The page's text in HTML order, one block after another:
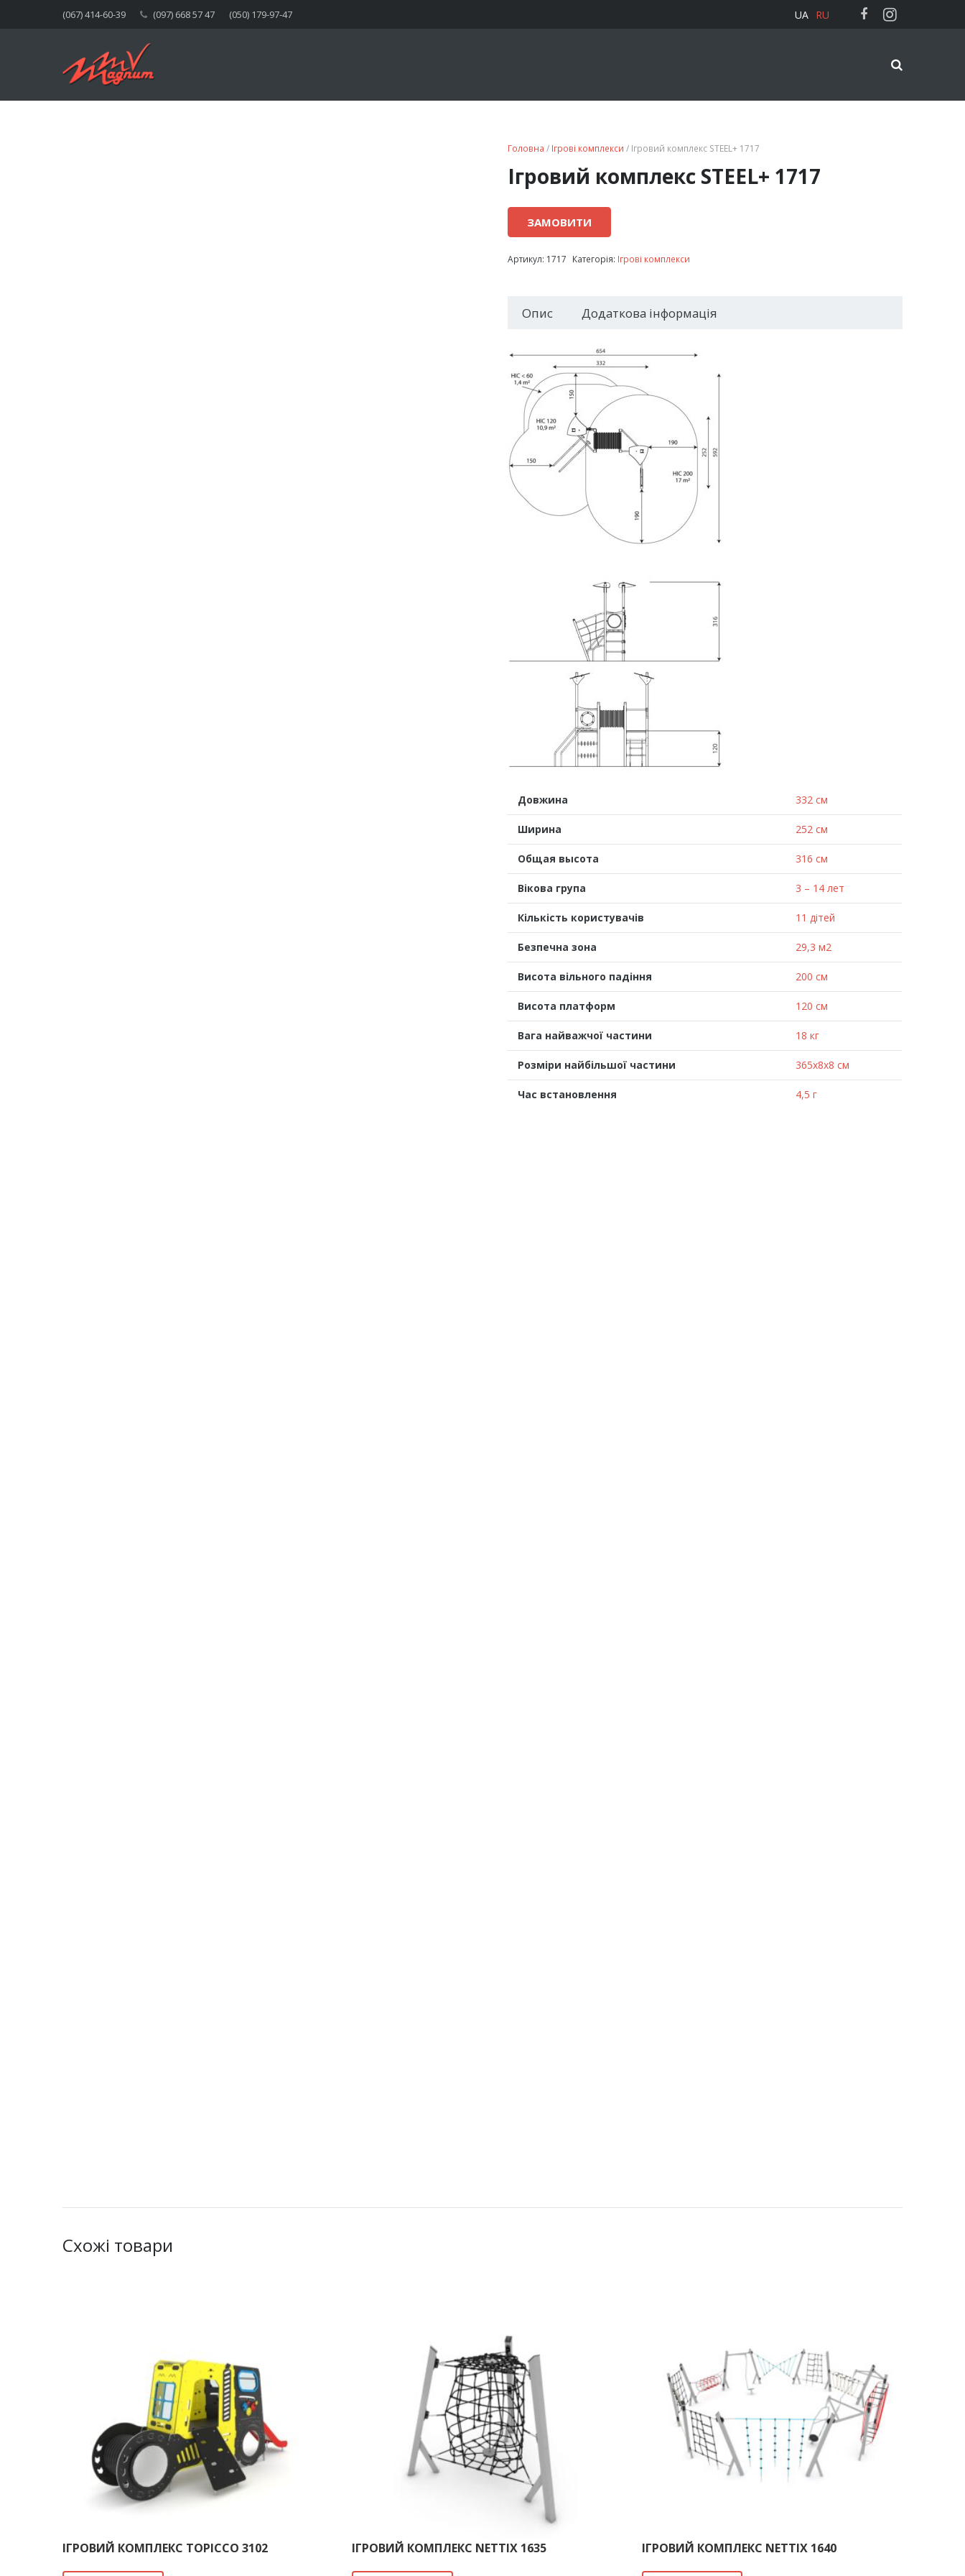
(067) 414-60-39 (097) 668 57 47 (050) 179-97-47 UA RU
Головна / Ігрові комплекси / Ігровий комплекс STEEL+ 1717
Ігровий комплекс STEEL+ 1717
ЗАМОВИТИ
Артикул: 1717 Категорія: Ігрові комплекси
Опис Додаткова інформація
Довжина 332 см
Ширина 252 см
Общая высота 316 см
Вікова група 3 – 14 лет
Кількість користувачів 11 дітей
Безпечна зона 29,3 м2
Висота вільного падіння 200 см
Висота платформ 120 см
Вага найважчої частини 18 кг
Розміри найбільшої частини 365x8x8 см
Час встановлення 4,5 г
Схожі товари
ІГРОВИЙ КОМПЛЕКС TOPICCO 3102 ІГРОВИЙ КОМПЛЕКС NETTIX 1635 ІГРОВИЙ КОМПЛЕКС NETTIX 1640